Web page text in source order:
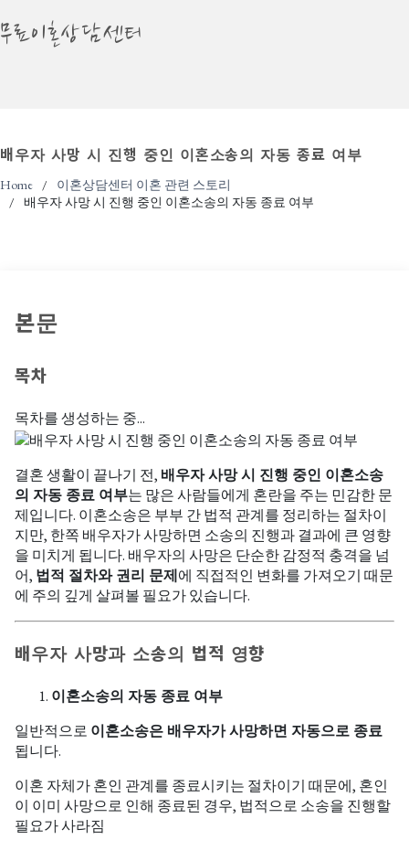
무료이혼상담센터
배우자 사망 시 진행 중인 이혼소송의 자동 종료 여부
Home
이혼상담센터 이혼 관련 스토리
배우자 사망 시 진행 중인 이혼소송의 자동 종료 여부
본문
목차
목차를 생성하는 중...
결혼 생활이 끝나기 전, 배우자 사망 시 진행 중인 이혼소송
의 자동 종료 여부는 많은 사람들에게 혼란을 주는 민감한 문
제입니다. 이혼소송은 부부 간 법적 관계를 정리하는 절차이
지만, 한쪽 배우자가 사망하면 소송의 진행과 결과에 큰 영향
을 미치게 됩니다. 배우자의 사망은 단순한 감정적 충격을 넘
어, 법적 절차와 권리 문제에 직접적인 변화를 가져오기 때문
에 주의 깊게 살펴볼 필요가 있습니다.
배우자 사망과 소송의 법적 영향
이혼소송의 자동 종료 여부
일반적으로 이혼소송은 배우자가 사망하면 자동으로 종료
됩니다.
이혼 자체가 혼인 관계를 종료시키는 절차이기 때문에, 혼인
이 이미 사망으로 인해 종료된 경우, 법적으로 소송을 진행할
필요가 사라짐